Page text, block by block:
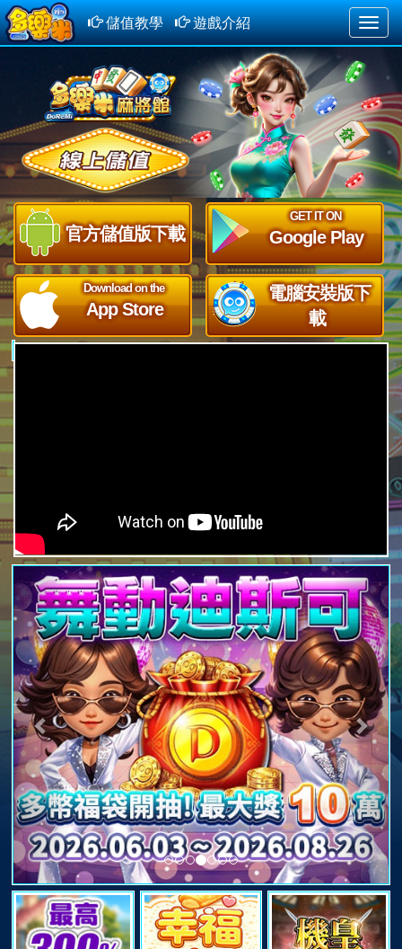
Toggle
儲值教學 遊戲介紹
官方儲值版下載
GET IT ON
Google Play
Download on the
App Store
電腦安裝版下
載
Previous Next